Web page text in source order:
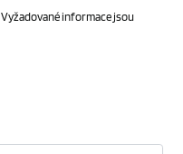
Vyžadované informace jsou